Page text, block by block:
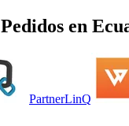
en
PartnerLinQ